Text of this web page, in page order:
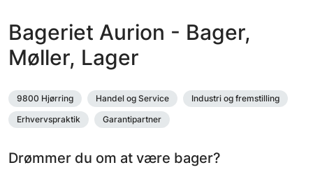
Bageriet Aurion - Bager,
Møller, Lager
9800 Hjørring Handel og Service
Industri og fremstilling
Erhvervspraktik
Garantipartner
Drømmer du om at være bager?